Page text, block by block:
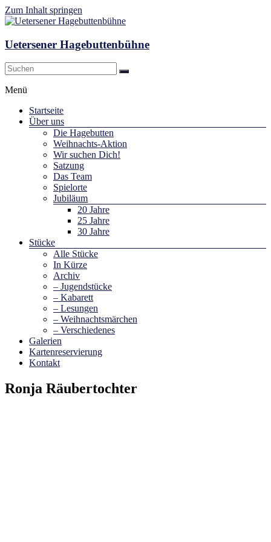
Zum Inhalt springen
Uetersener Hagebuttenbühne
Menü
Startseite
Über uns
Die Hagebutten
Weihnachts-Aktion
Wir suchen Dich!
Satzung
Das Team
Spielorte
Jubiläum
20 Jahre
25 Jahre
30 Jahre
Stücke
Alle Stücke
In Kürze
Archiv
– Jugendstücke
– Kabarett
– Lesungen
– Weihnachtsmärchen
– Verschiedenes
Galerien
Kartenreservierung
Kontakt
Ronja Räubertochter